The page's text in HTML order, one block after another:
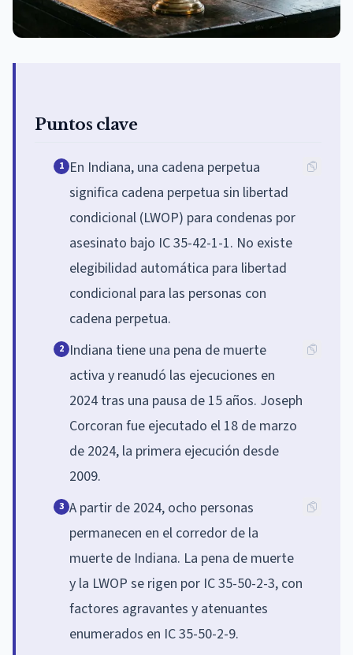
Puntos clave
1 En Indiana, una cadena perpetua
significa cadena perpetua sin libertad
condicional (LWOP) para condenas por
asesinato bajo IC 35-42-1-1. No existe
elegibilidad automática para libertad
condicional para las personas con
cadena perpetua.
2 Indiana tiene una pena de muerte
activa y reanudó las ejecuciones en
2024 tras una pausa de 15 años. Joseph
Corcoran fue ejecutado el 18 de marzo
de 2024, la primera ejecución desde
2009.
3 A partir de 2024, ocho personas
permanecen en el corredor de la
muerte de Indiana. La pena de muerte
y la LWOP se rigen por IC 35-50-2-3, con
factores agravantes y atenuantes
enumerados en IC 35-50-2-9.